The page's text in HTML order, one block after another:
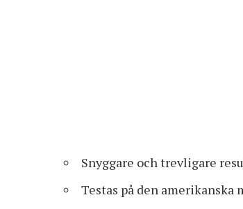
Snyggare och trevligare
Testas på den amerikanska